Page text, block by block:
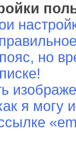
но
я могу